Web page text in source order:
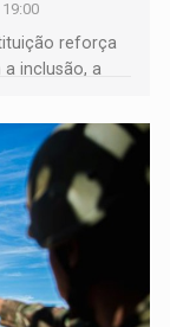
reforça
inclusão, a